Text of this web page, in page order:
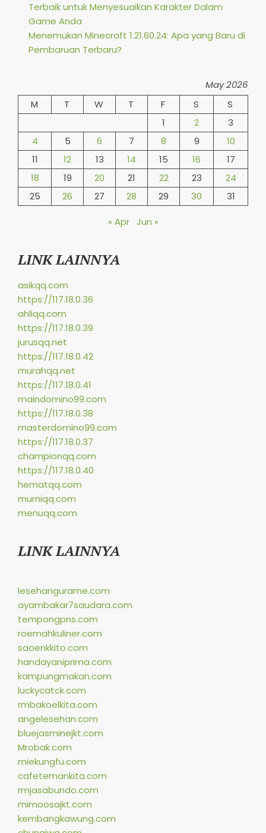
Terbaik untuk Menyesuaikan Karakter Dalam
Game Anda
Menemukan Minecraft 1.21.60.24: Apa yang Baru di
Pembaruan Terbaru?
May 2026
M
T W T F S
S
1
2
3
4
5 6 7 8 9
10
11
12 13 14 15 16
17
18
19 20 21 22 23
24
25
26 27 28 29 30 31
« Apr Jun »
LINK LAINNYA
asikqq.com
https://117.18.0.36
ahliqq.com
https://117.18.0.39
jurusqq.net
https://117.18.0.42
murahqq.net
https://117.18.0.41
maindomino99.com
https://117.18.0.38
masterdomino99.com
https://117.18.0.37
championqq.com
https://117.18.0.40
hematqq.com
murniqq.com
menuqq.com
LINK LAINNYA
lesehangurame.com
ayambakar7saudara.com
tempongpns.com
roemahkuliner.com
saoenkkito.com
handayaniprima.com
kampungmakan.com
luckycatck.com
rmbakoelkita.com
angelesehan.com
bluejasminejkt.com
Mrobak.com
miekungfu.com
cafetemankita.com
rmjasabundo.com
mimoosajkt.com
kembangkawung.com